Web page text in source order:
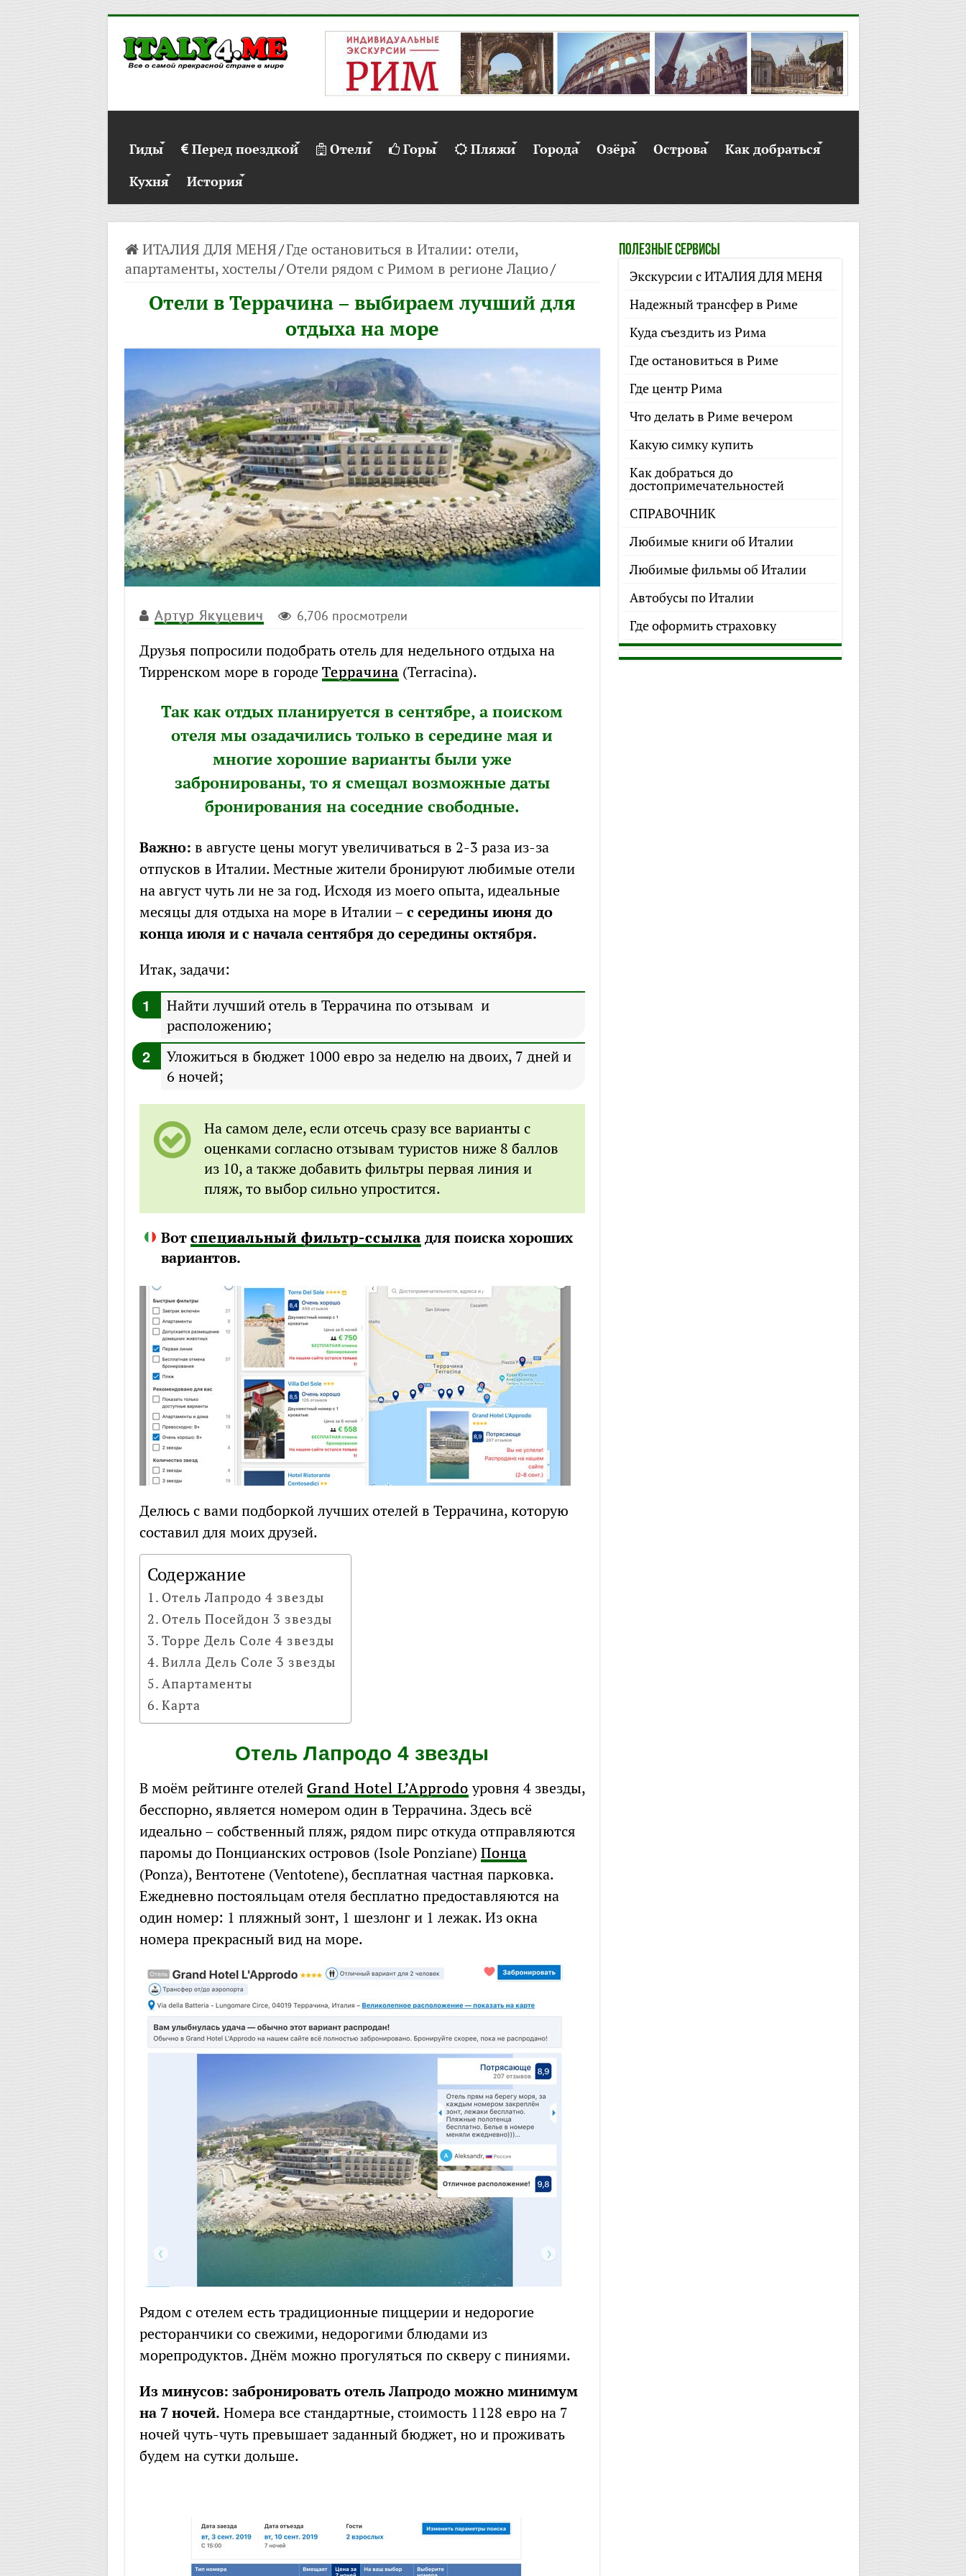
Гиды Перед поездкой Отели Горы Пляжи Города Озёра Острова
Как добраться
Кухня
История
ИТАЛИЯ ДЛЯ МЕНЯ/Где остановиться в Италии: отели,
апартаменты, хостелы/Отели рядом с Римом в регионе Лацио/
Отели в Террачина – выбираем лучший для
отдыха на море
Артур Якуцевич 6,706 просмотрели
Друзья попросили подобрать отель для недельного отдыха на
Тирренском море в городеТеррачина (Terracina).
Так как отдых планируется в сентябре, а поиском
отеля мы озадачились только в середине мая и
многие хорошие варианты были уже
забронированы, то я смещал возможные даты
бронирования на соседние свободные.
Важно: в августе цены могут увеличиваться в 2-3 раза из-за
отпусков в Италии. Местные жители бронируют любимые отели
на август чуть ли не за год. Исходя из моего опыта, идеальные
месяцы для отдыха на море в Италии – с середины июня до
конца июля и с начала сентября до середины октября.
Итак, задачи:
Найти лучший отель в Террачина по отзывам и
расположению;
Уложиться в бюджет 1000 евро за неделю на двоих, 7 дней и
6 ночей;
На самом деле, если отсечь сразу все варианты с
оценками согласно отзывам туристов ниже 8 баллов
из 10, а также добавить фильтры первая линия и
пляж, то выбор сильно упростится.
Вотспециальный фильтр-ссылка для поиска хороших
вариантов.
Делюсь с вами подборкой лучших отелей в Террачина, которую
составил для моих друзей.
Содержание
Отель Лапродо 4 звезды
Отель Посейдон 3 звезды
Торре Дель Соле 4 звезды
Вилла Дель Соле 3 звезды
Апартаменты
Карта
Отель Лапродо 4 звезды
В моём рейтинге отелей Grand Hotel L’Approdoуровня 4 звезды,
бесспорно, является номером один в Террачина. Здесь всё
идеально – собственный пляж, рядом пирс откуда отправляются
паромы до Понцианских островов (Isole Ponziane) Понца
(Ponza), Вентотене (Ventotene), бесплатная частная парковка.
Ежедневно постояльцам отеля бесплатно предоставляются на
один номер: 1 пляжный зонт, 1 шезлонг и 1 лежак. Из окна
номера прекрасный вид на море.
Рядом с отелем есть традиционные пиццерии и недорогие
ресторанчики со свежими, недорогими блюдами из
морепродуктов. Днём можно прогуляться по скверу с пиниями.
Из минусов: забронировать отель Лапродо можно минимум
на 7 ночей. Номера все стандартные, стоимость 1128 евро на 7
ночей чуть-чуть превышает заданный бюджет, но и проживать
будем на сутки дольше.
Полезные сервисы
Экскурсии с ИТАЛИЯ ДЛЯ МЕНЯ
Надежный трансфер в Риме
Куда съездить из Рима
Где остановиться в Риме
Где центр Рима
Что делать в Риме вечером
Какую симку купить
Как добраться до
достопримечательностей
СПРАВОЧНИК
Любимые книги об Италии
Любимые фильмы об Италии
Автобусы по Италии
Где оформить страховку